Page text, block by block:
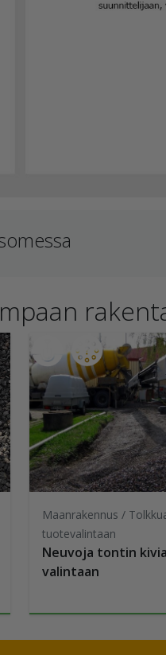
Maanrakennus /
tuotevalintaan
Neuvoja tontin
valintaan